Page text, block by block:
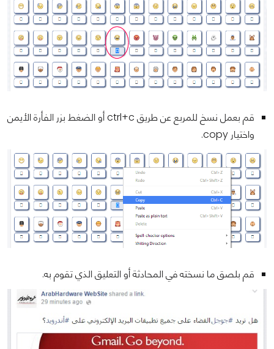
قم بعمل نسخ للمربع عن طريق ctrl+c أو الضغط بزر الفأرة الأيمن
واختيار copy.
قم بلصق ما نسخته في المحادثة أو التعليق الذي تقوم به.